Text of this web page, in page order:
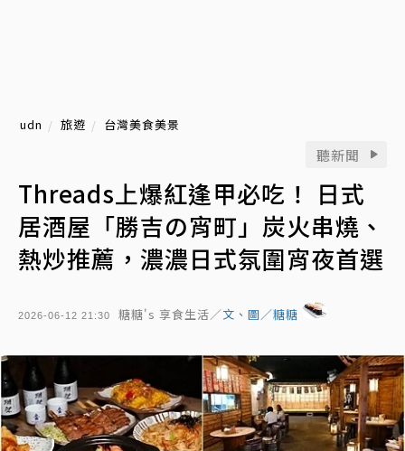
udn 旅遊 台灣美食美景
聽新聞
Threads上爆紅逢甲必吃！ 日式
居酒屋「勝吉の宵町」炭火串燒、
熱炒推薦，濃濃日式氛圍宵夜首選
2026-06-12 21:30 糖糖's 享食生活／文、圖／糖糖